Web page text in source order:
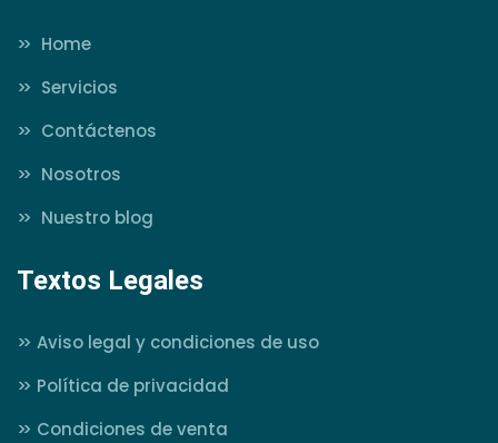
>>
Home
>>
Servicios
>>
Contáctenos
>>
Nosotros
>>
Nuestro blog
Textos Legales
>> Aviso legal y condiciones de uso
>> Política de privacidad
>> Condiciones de venta